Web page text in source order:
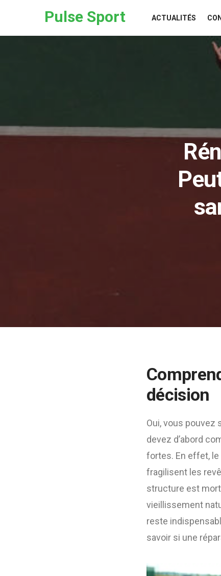
Pulse Sport ACTUALITÉS
décision
Oui, vous pouvez
devez d’abord
fortes. En effet,
fragilisent les
structure est
vieillissement
reste
savoir si une